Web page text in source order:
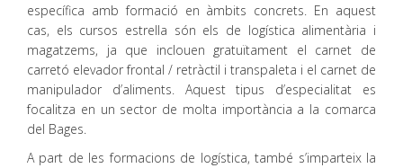
específica amb formació en àmbits concrets. En aquest
cas, els cursos estrella són els de logística alimentària i
magatzems, ja que inclouen gratuïtament el carnet de
carretó elevador frontal / retràctil i transpaleta i el carnet de
manipulador d’aliments. Aquest tipus d’especialitat es
focalitza en un sector de molta importància a la comarca
del Bages.
A part de les formacions de logística, també s’imparteix la